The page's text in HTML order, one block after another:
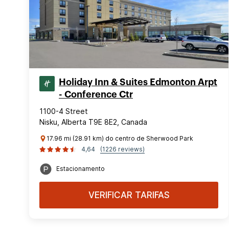
Holiday Inn & Suites Edmonton Arpt
- Conference Ctr
1100-4 Street
Nisku, Alberta T9E 8E2, Canada
17.96 mi (28.91 km) do centro de Sherwood Park
4,64
(1226 reviews)
Estacionamento
VERIFICAR TARIFAS